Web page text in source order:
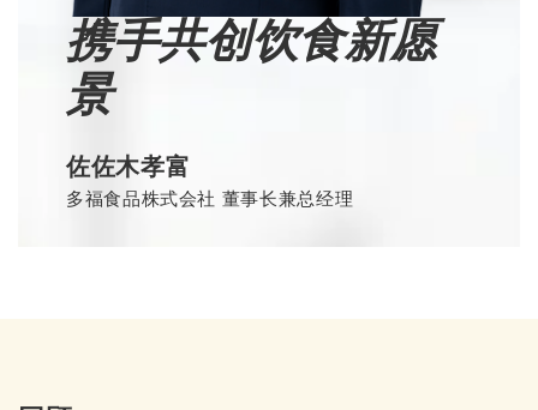
携手共创饮食新愿
景
佐佐木孝富
多福食品株式会社 董事长兼总经理